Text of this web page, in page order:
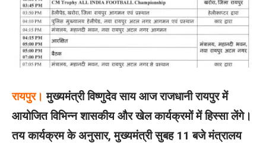
रायपुर। मुख्यमंत्री विष्णुदेव साय आज राजधानी रायपुर में
आयोजित विभिन्न शासकीय और खेल कार्यक्रमों में हिस्सा लेंगे।
तय कार्यक्रम के अनुसार, मुख्यमंत्री सुबह 11 बजे मंत्रालय